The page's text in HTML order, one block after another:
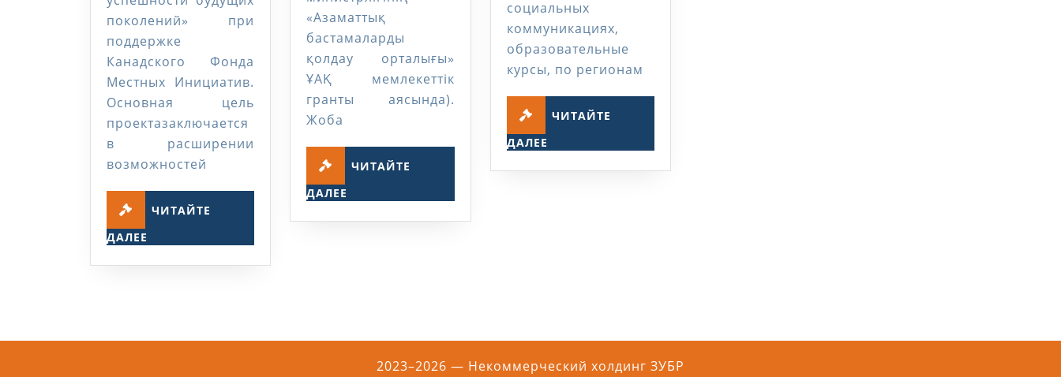
поколений» при
поддержке
Канадского Фонда
Местных Инициатив.
Основная цель
проектазаключается
в расширении
возможностей
ЧИТАЙТЕ
ДАЛЕЕ
«Азаматтық
бастамаларды
қолдау орталығы»
ҰАҚ мемлекеттік
гранты аясында).
Жоба
ЧИТАЙТЕ
ДАЛЕЕ
социальных
коммуникациях,
образовательные
курсы, по регионам
ЧИТАЙТЕ
ДАЛЕЕ
2023–2026 — Некоммерческий холдинг ЗУБР